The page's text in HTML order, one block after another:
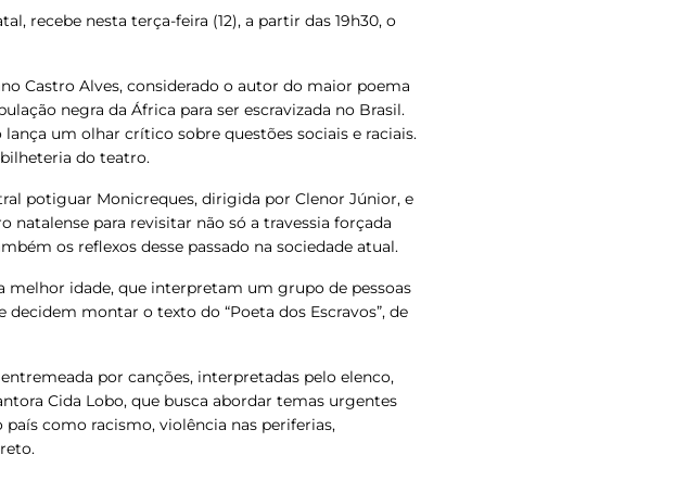
recebe nesta terça-feira (12), a partir das 19h30, o
Castro Alves, considerado o autor do maior poema
negra da África para ser escravizada no Brasil.
um olhar crítico sobre questões sociais e raciais.
do teatro.
potiguar Monicreques, dirigida por Clenor Júnior, e
para revisitar não só a travessia forçada
os reflexos desse passado na sociedade atual.
melhor idade, que interpretam um grupo de pessoas
montar o texto do “Poeta dos Escravos”, de
por canções, interpretadas pelo elenco,
Cida Lobo, que busca abordar temas urgentes
como racismo, violência nas periferias,